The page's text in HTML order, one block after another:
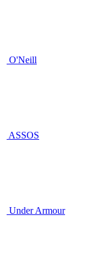
O'Neill
ASSOS
Under Armour